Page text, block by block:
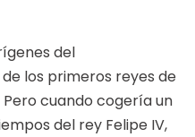
del
los primeros reyes de
Pero cuando cogería un
del rey Felipe IV,